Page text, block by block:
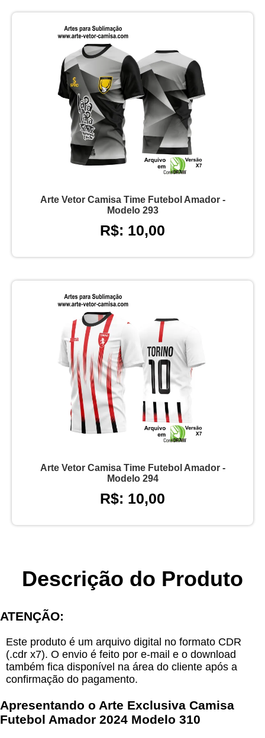
Arte Vetor Camisa Time Futebol Amador -
Modelo 293
R$: 10,00
Arte Vetor Camisa Time Futebol Amador -
Modelo 294
R$: 10,00
Descrição do Produto
ATENÇÃO:
Este produto é um arquivo digital no formato CDR
(.cdr x7). O envio é feito por e-mail e o download
também fica disponível na área do cliente após a
confirmação do pagamento.
Apresentando o Arte Exclusiva Camisa
Futebol Amador 2024 Modelo 310